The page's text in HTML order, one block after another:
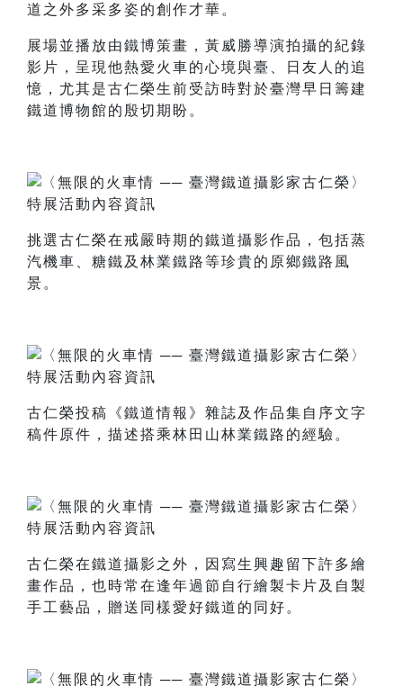
道之外多采多姿的創作才華。
展場並播放由鐵博策畫，黃威勝導演拍攝的紀錄
影片，呈現他熱愛火車的心境與臺、日友人的追
憶，尤其是古仁榮生前受訪時對於臺灣早日籌建
鐵道博物館的殷切期盼。
挑選古仁榮在戒嚴時期的鐵道攝影作品，包括蒸
汽機車、糖鐵及林業鐵路等珍貴的原鄉鐵路風
景。
古仁榮投稿《鐵道情報》雜誌及作品集自序文字
稿件原件，描述搭乘林田山林業鐵路的經驗。
古仁榮在鐵道攝影之外，因寫生興趣留下許多繪
畫作品，也時常在逢年過節自行繪製卡片及自製
手工藝品，贈送同樣愛好鐵道的同好。